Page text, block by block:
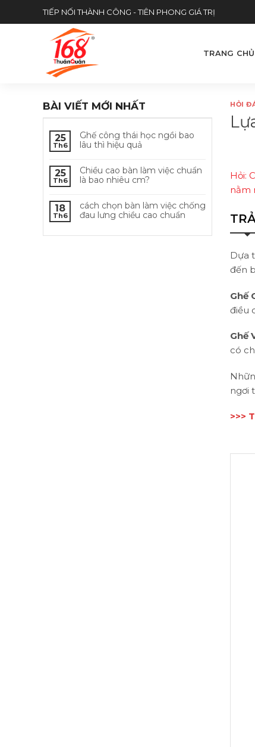
to
TIẾP NỐI THÀNH CÔNG - TIÊN PHONG GIÁ TRỊ
TRANG CHỦ
BÀI VIẾT MỚI NHẤT
25
Th6
Ghế công thái học ngồi bao
lâu thì hiệu quả
25
Th6
Chiều cao bàn làm việc chuẩn
là bao nhiêu cm?
18
Th6
cách chọn bàn làm việc chống
đau lưng chiều cao chuẩn
HỎI
Hỏi:
nằm
Dựa
đến
Ghế
điều
Ghế
có
ngơi
>>>